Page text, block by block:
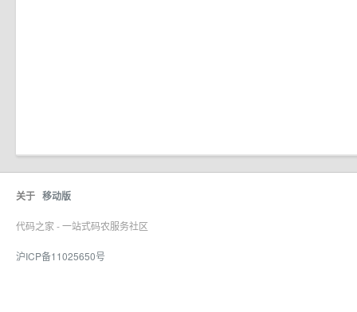
关于 移动版
代码之家 - 一站式码农服务社区
沪ICP备11025650号